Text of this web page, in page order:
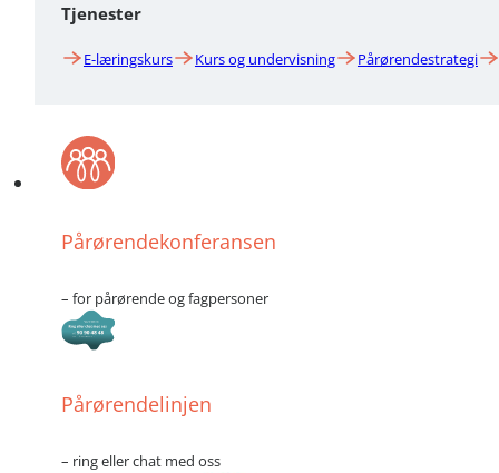
Tjenester
E-læringskurs Kurs og undervisning Pårørendestrategi
Pårørendekonferansen
– for pårørende og fagpersoner
Pårørendelinjen
– ring eller chat med oss